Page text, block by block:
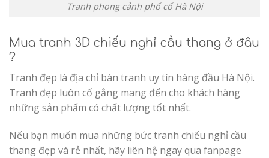
Tranh phong cảnh phố cổ Hà Nội
Mua tranh 3D chiếu nghỉ cầu thang ở đâu
?
Tranh đẹp là địa chỉ bán tranh uy tín hàng đầu Hà Nội.
Tranh đẹp luôn cố gắng mang đến cho khách hàng
những sản phẩm có chất lượng tốt nhất.
Nếu bạn muốn mua những bức tranh chiếu nghỉ cầu
thang đẹp và rẻ nhất, hãy liên hệ ngay qua fanpage